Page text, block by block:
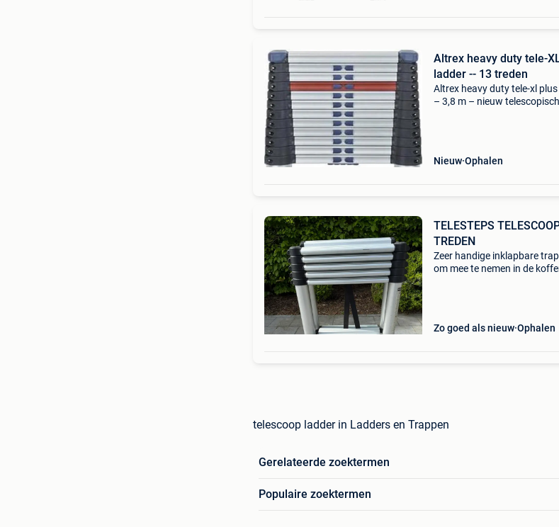
Altrex heavy duty tele-
ladder -- 13 treden
Altrex heavy duty tele-xl
– 3,8 m – nieuw
Nieuw Ophalen
TELESTEPS TELESCOOP PLOOILADDER 6
TREDEN
Zeer handige inklapbare
om mee te nemen in de
Zo goed als nieuw Ophalen
telescoop ladder in Ladders en Trappen
Gerelateerde zoektermen
Populaire zoektermen